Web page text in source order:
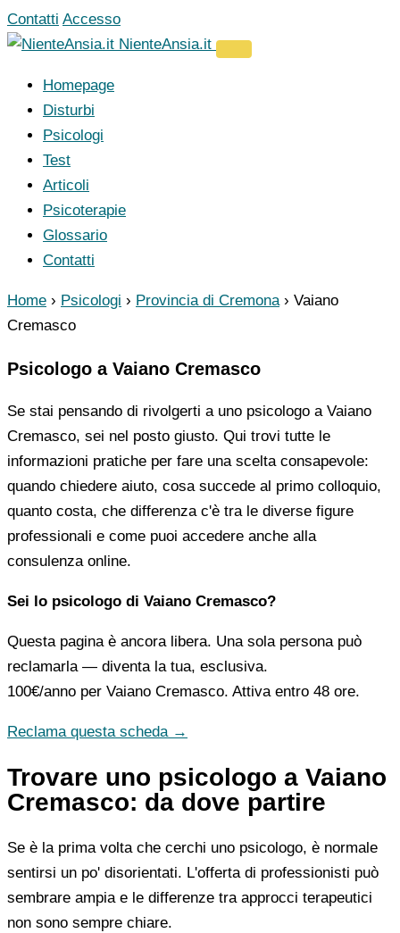
Vai
al
Contatti Accesso
NienteAnsia.it
Homepage
Disturbi
Psicologi
Test
Articoli
Psicoterapie
Glossario
Contatti
Home › Psicologi › Provincia di Cremona › Vaiano
Cremasco
Psicologo a Vaiano Cremasco
Se stai pensando di rivolgerti a uno psicologo a Vaiano
Cremasco, sei nel posto giusto. Qui trovi tutte le
informazioni pratiche per fare una scelta consapevole:
quando chiedere aiuto, cosa succede al primo colloquio,
quanto costa, che differenza c'è tra le diverse figure
professionali e come puoi accedere anche alla
consulenza online.
Sei lo psicologo di Vaiano Cremasco?
Questa pagina è ancora libera. Una sola persona può
reclamarla — diventa la tua, esclusiva.
100€/anno per Vaiano Cremasco. Attiva entro 48 ore.
Reclama questa scheda →
Trovare uno psicologo a Vaiano
Cremasco: da dove partire
Se è la prima volta che cerchi uno psicologo, è normale
sentirsi un po' disorientati. L'offerta di professionisti può
sembrare ampia e le differenze tra approcci terapeutici
non sono sempre chiare.